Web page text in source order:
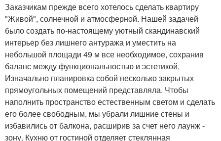
Заказчикам прежде всего хотелось сделать квартиру
"Живой", солнечной и атмосферной. Нашей задачей
было создать по-настоящему уютный скандинавский
интерьер без лишнего антуража и уместить на
небольшой площади 49 м все необходимое, сохранив
баланс между функциональностью и эстетикой.
Изначально планировка собой несколько закрытых
прямоугольных помещений представляла. Чтобы
наполнить пространство естественным светом и сделать
его более свободным, мы убрали лишние стены и
избавились от балкона, расширив за счет него лаунж -
зону. Кухню от гостиной отделяет стеклянная